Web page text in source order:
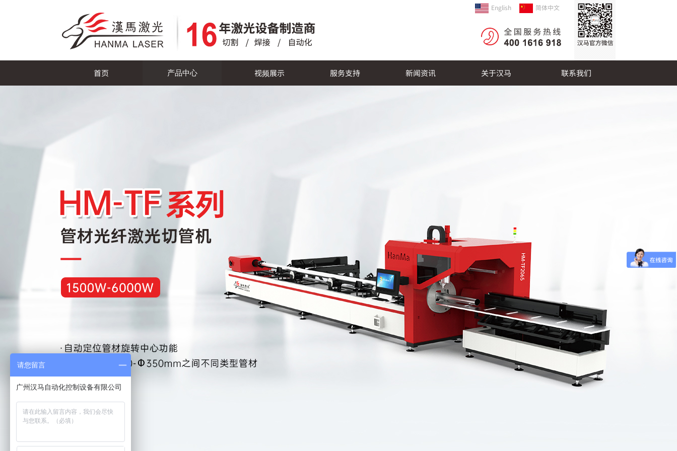
English 简体中文
首页 联系我们
关于汉马
产品中心 视频展示 服务支持 新闻资讯
请您留言
广州汉马自动化控制设备有限公司